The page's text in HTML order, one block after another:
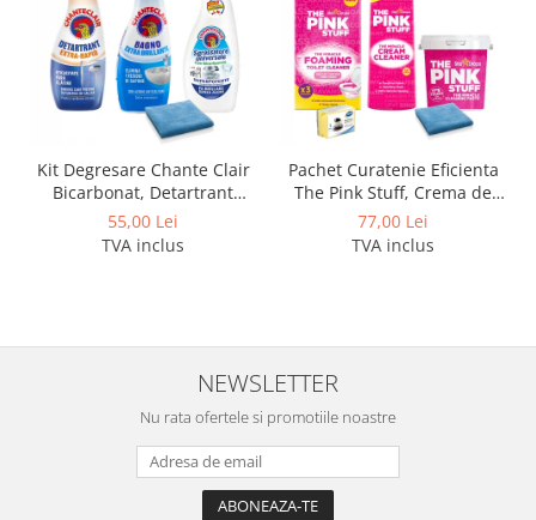
Kit Degresare Chante Clair
Bicarbonat, Detartrant
Extra-Rapid, Anticalcar si
Laveta Microfibra
55,00 Lei
TVA inclus
Pachet Curatenie Eficienta
The Pink Stuff, Crema de
curatare 500 ml, Pasta
Curatare 850 g, Pudra
77,00 Lei
TVA inclus
NEWSLETTER
Nu rata ofertele si promotiile noastre